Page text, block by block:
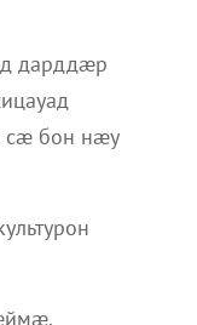
дарддæр
сæ бон нæу